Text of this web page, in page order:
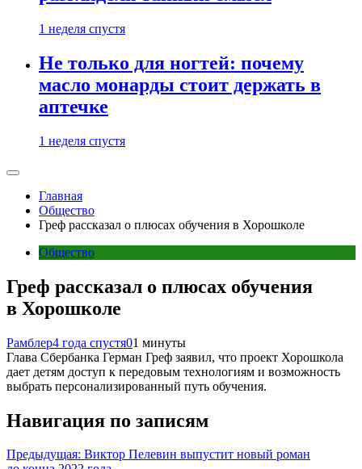
1 неделя спустя
Не только для ногтей: почему
масло монарды стоит держать в
аптечке
1 неделя спустя
Главная
Общество
Греф рассказал о плюсах обучения в Хорошколе
Общество
Греф рассказал о плюсах обучения
в Хорошколе
Рамблер4 года спустя01 минуты
Глава Сбербанка Герман Греф заявил, что проект Хорошкола
дает детям доступ к передовым технологиям и возможность
выбрать персонализированный путь обучения.
Навигация по записям
Предыдущая: Виктор Пелевин выпустит новый роман